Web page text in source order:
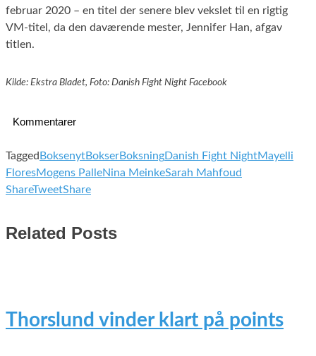
februar 2020 – en titel der senere blev vekslet til en rigtig
VM-titel, da den daværende mester, Jennifer Han, afgav
titlen.
Kilde: Ekstra Bladet, Foto: Danish Fight Night Facebook
Kommentarer
Tagged BoksenytBokserBoksningDanish Fight NightMayelli
FloresMogens PalleNina MeinkeSarah Mahfoud
ShareTweetShare
Related Posts
Thorslund vinder klart på points